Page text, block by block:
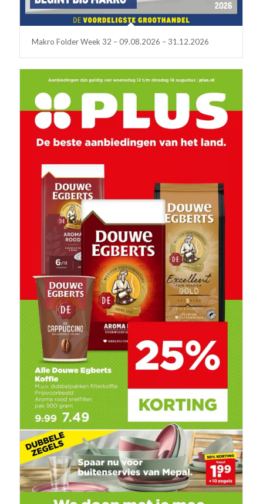
Makro Folder Week 32 – 09.08.2026 – 31.12.2026